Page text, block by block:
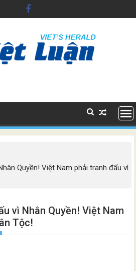
Quyền! Việt Nam phải tranh đấu vì
vì Nhân Quyền! Việt Nam
Tộc!